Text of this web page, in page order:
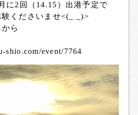
に2回（14.15）出港予定で
くださいませ<(_ _)>
ら
shio.com/event/7764